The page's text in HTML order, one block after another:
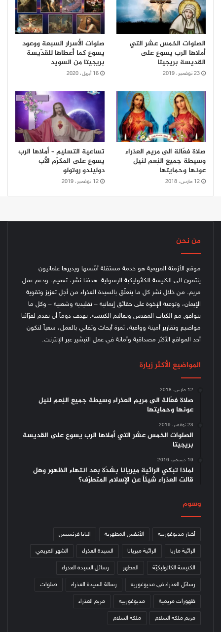
الصلوات الخمس عشر التي
أملاها الرب يسوع على
القديسة بريجيتا
23 نوفمبر، 2019
صلوات الأسرار السبعة ووعود
يسوع كما أعطاها للقدّيسة
بريجيتا من السويد
16 أبريل، 2020
صلاة فعّالة الى مريم العذراء
وسيطة جميع النِعم لنيل
عونها وحمايتها
12 مارس، 2018
تساعية التسليم – أملاها الرب
يسوع على المكرّم الأب
دوليندو روتولو
12 نوفمبر، 2019
من نحن
موقع الأزمنة المريمية هو خدمة مستقلة أسّسها ويديرها علمانيون
ينتمون الى الكنيسة الكاثوليكية الرسولية. هدفنا نشر، تعميم، ودعم عمل
مريم. من خلال نشر كل ما يتعلّق بالسيدة العذراء من أجل تعزيز وتقوية
الإيمان، وتوعية الإخوة على حقائق إيمانية – تقليدية وشعبية – وكل ما
يتوافق مع الكتاب المقدس وتعاليم الكنيسة. نهدف دوماً أن نقدم لقرّائنا
مواضيع وتقارير أمينة ووافية، ثمرة أبحاث وتفاني بالعمل، سعياً لنكون
أحد المواقع الأكثر مصداقية وأمانة في عمل التبشير عبر الإنترنت.
المواضيع الأكثر زيارة
12 مارس، 2018
صلاة فعّالة الى مريم العذراء وسيطة جميع النِعم لنيل
عونها وحمايتها
23 نوفمبر، 2019
الصلوات الخمس عشر التي أملاها الرب يسوع على القديسة
بريجيتا
19 ديسمبر، 2016
لماذا تبكي الرائية ميريانا بشدّة بعد انتهاء الظهور وهل
قالت العذراء شيئاً عن الإسلام المتطرّف؟
وسوم
أخبار مديوغورييه الأنفس المطهرية البابا فرنسيس
الرائية ماريا الرائية ميريانا السيدة العذراء الشهر المريمي
الكنيسة الكاثوليكيّة المطهر رسائل السيدة العذراء
رسائل العذراء في مديوغوريه رسالة السيدة العذراء صلوات
ظهورات مريمية مديوغورييه مريم العذراء
مريم ملكة السلام ملكة السلام